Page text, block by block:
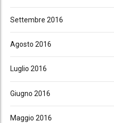
Settembre 2016
Agosto 2016
Luglio 2016
Giugno 2016
Maggio 2016